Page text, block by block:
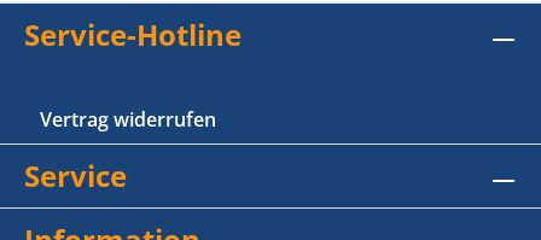
Service-Hotline
Vertrag widerrufen
Service